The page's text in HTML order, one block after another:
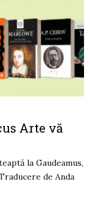
Arte vă
la Gaudeamus,
de Anda